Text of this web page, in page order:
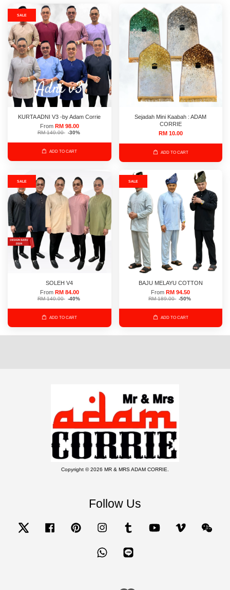
SALE
KURTA ADNI V3 -by Adam Corrie
From RM 98.00
RM 140.00 -30%
ADD TO CART
Sejadah Mini Kaabah : ADAM
CORRIE
RM 10.00
ADD TO CART
SALE
SOLEH V4
From RM 84.00
RM 140.00 -40%
ADD TO CART
SALE
BAJU MELAYU COTTON
FromRM 94.50
RM 189.00 -50%
ADD TO CART
Copyright © 2026 MR & MRS ADAM CORRIE.
Follow Us
Twitter Facebook Pinterest Instagram Tumblr YouTube Vimeo
Whatsapp